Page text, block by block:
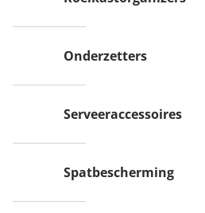
Onderzetters
Serveeraccessoires
Spatbescherming